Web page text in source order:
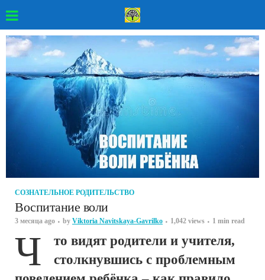
СОЗНАТЕЛЬНОЕ РОДИТЕЛЬСТВО
Воспитание воли
3 месяца ago by Viktoria Navitskaya-Gavrilko 1,042 views 1 min read
Ч
то видят родители и учителя,
столкнувшись с проблемным